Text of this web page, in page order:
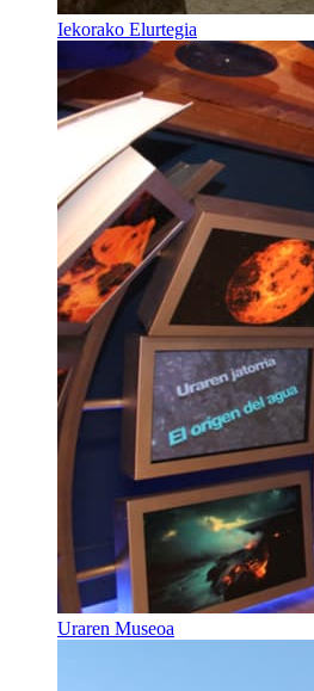
Iekorako Elurtegia
Uraren Museoa